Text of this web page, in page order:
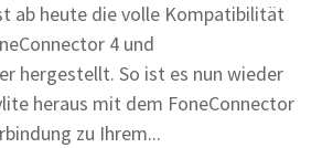
ab heute die volle Kompatibilität
4 und
hergestellt. So ist es nun wieder
heraus mit dem FoneConnector
zu Ihrem...